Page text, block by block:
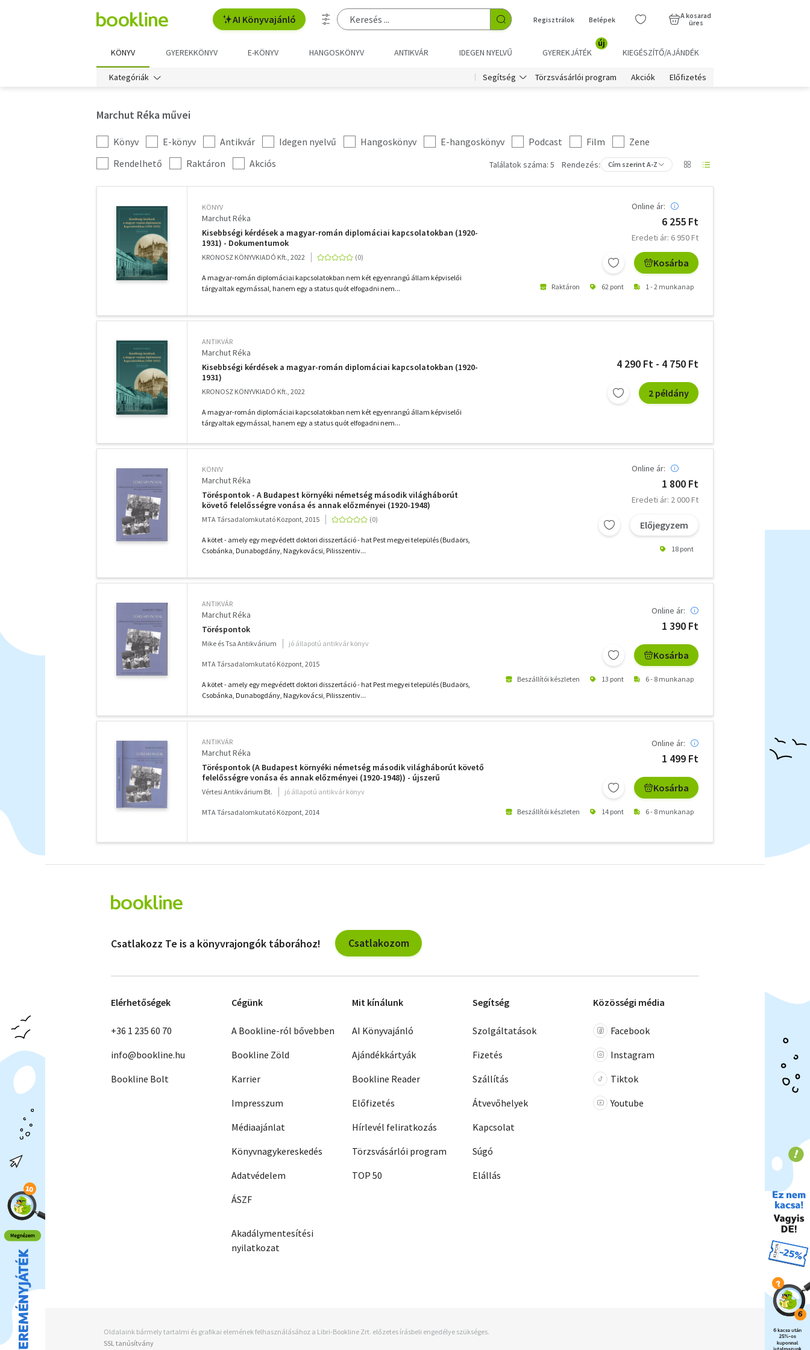
AI Könyvajánló Regisztrálok Belépek
A kosarad
üres
KÖNYV GYEREKKÖNYV E-KÖNYV HANGOSKÖNYV ANTIKVÁR IDEGEN NYELVŰ GYEREKJÁTÉK
új
KIEGÉSZÍTŐ/AJÁNDÉK
Kategóriák Segítség Törzsvásárlói program Akciók Előfizetés
Marchut Réka művei
Kategória
szűrés
Könyv E-könyv Antikvár Idegen nyelvű Hangoskönyv E-hangoskönyv Podcast Film
Zene
További
szűrők
Rendelhető Raktáron Akciós Találatok száma: 5 Rendezés: Cím szerint A-Z
KÖNYV
Marchut Réka
Kisebbségi kérdések a magyar-román diplomáciai kapcsolatokban (1920-
1931) - Dokumentumok
KRONOSZ KÖNYVKIADÓ Kft., 2022
A magyar-román diplomáciai kapcsolatokban nem két egyenrangú állam képviselői
tárgyaltak egymással, hanem egy a status quót elfogadni nem...
Online ár:
6 255 Ft
Eredeti ár: 6 950 Ft
Kosárba
Raktáron 62 pont 1 - 2 munkanap
ANTIKVÁR
Marchut Réka
Kisebbségi kérdések a magyar-román diplomáciai kapcsolatokban (1920-
1931)
KRONOSZ KÖNYVKIADÓ Kft., 2022
A magyar-román diplomáciai kapcsolatokban nem két egyenrangú állam képviselői
tárgyaltak egymással, hanem egy a status quót elfogadni nem...
4 290 Ft - 4 750 Ft
2 példány
KÖNYV
Marchut Réka
Töréspontok - A Budapest környéki németség második világháborút
követő felelősségre vonása és annak előzményei (1920-1948)
MTA Társadalomkutató Központ, 2015
A kötet - amely egy megvédett doktori disszertáció - hat Pest megyei település (Budaörs,
Csobánka, Dunabogdány, Nagykovácsi, Pilisszentiv...
Online ár:
1 800 Ft
Eredeti ár: 2 000 Ft
Előjegyzem
18 pont
ANTIKVÁR
Marchut Réka
Töréspontok
Mike és Tsa Antikvárium jó állapotú antikvár könyv
MTA Társadalomkutató Központ, 2015
A kötet - amely egy megvédett doktori disszertáció - hat Pest megyei település (Budaörs,
Csobánka, Dunabogdány, Nagykovácsi, Pilisszentiv...
Online ár:
1 390 Ft
Kosárba
Beszállítói készleten 13 pont 6 - 8 munkanap
ANTIKVÁR
Marchut Réka
Töréspontok (A Budapest környéki németség második világháborút követő
felelősségre vonása és annak előzményei (1920-1948)) - újszerű
Vértesi Antikvárium Bt. jó állapotú antikvár könyv
MTA Társadalomkutató Központ, 2014
Online ár:
1 499 Ft
Kosárba
Beszállítói készleten 14 pont 6 - 8 munkanap
szűrők
Csatlakozz Te is a könyvrajongók táborához! Csatlakozom
Elérhetőségek
+36 1 235 60 70
info@bookline.hu
Bookline Bolt
Cégünk
A Bookline-ról bővebben
Bookline Zöld
Karrier
Impresszum
Médiaajánlat
Könyvnagykereskedés
Adatvédelem
ÁSZF
Akadálymentesítési
nyilatkozat
Mit kínálunk
AI Könyvajánló
Ajándékkártyák
Bookline Reader
Előfizetés
Hírlevél feliratkozás
Törzsvásárlói program
TOP 50
Segítség
Szolgáltatások
Fizetés
Szállítás
Átvevőhelyek
Kapcsolat
Súgó
Elállás
Közösségi média
Facebook
Instagram
Tiktok
Youtube
Oldalaink bármely tartalmi és grafikai elemének felhasználásához a Libri-Bookline Zrt. előzetes írásbeli engedélye szükséges.
SSL tanúsítvány